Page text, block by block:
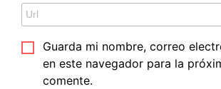
Guarda mi nombre, correo
en este navegador para la
comente.